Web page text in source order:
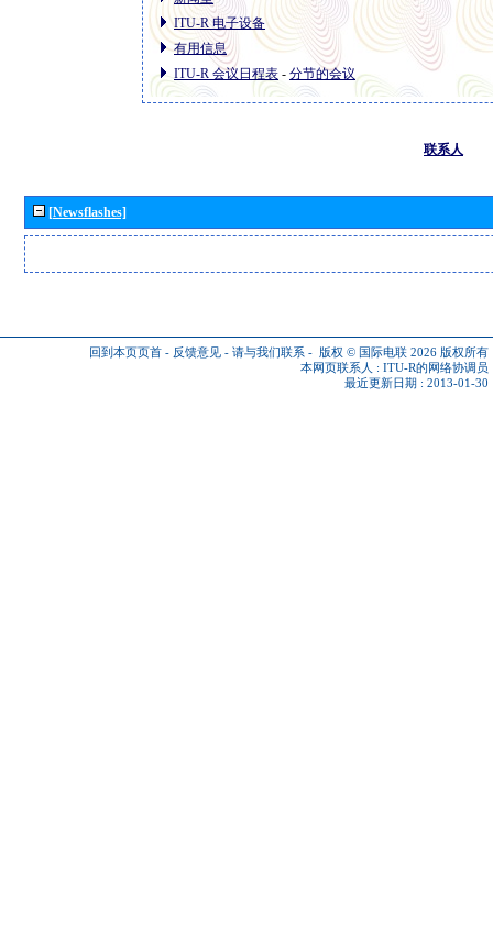
ITU-R 电子设备
有用信息
ITU-R 会议日程表 - 分节的会议
联系人
[Newsflashes]
回到本页页首 - 反馈意见 - 请与我们联系 - 版权 © 国际电联 2026 版权所有
本网页联系人 : ITU-R的网络协调员
最近更新日期 : 2013-01-30